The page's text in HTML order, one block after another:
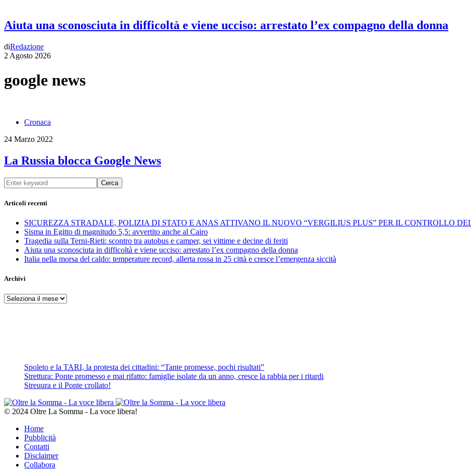
Aiuta una sconosciuta in difficoltà e viene ucciso: arrestato l’ex compagno della donna
diRedazione
2 Agosto 2026
google news
Cronaca
24 Marzo 2022
La Russia blocca Google News
Cerca
Articoli recenti
SICUREZZA STRADALE, POLIZIA DI STATO E ANAS ATTIVANO IL NUOVO “VERGILIUS PLUS” PER IL CONTROLLO
Sisma in Egitto di magnitudo 5,5: avvertito anche al Cairo
Tragedia sulla Terni-Rieti: scontro tra autobus e camper, sei vittime e decine di feriti
Aiuta una sconosciuta in difficoltà e viene ucciso: arrestato l’ex compagno della donna
Italia nella morsa del caldo: temperature record, allerta rossa in 25 città e cresce l’emergenza siccità
Archivi
Archivi
Spoleto e la TARI, la protesta dei cittadini: “Tante promesse, pochi risultati”
Strettura: Ponte promesso e mai rifatto: famiglie isolate da un anno, cresce la rabbia per i ritardi
Streuura e il Ponte crollato!
© 2024 Oltre La Somma - La voce libera!
Home
Pubblicità
Contatti
Disclaimer
Collabora